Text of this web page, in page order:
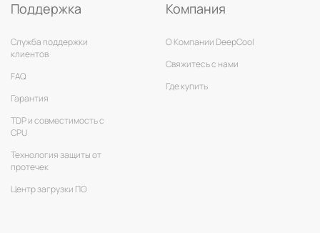
Поддержка
Служба поддержки
клиентов
FAQ
Гарантия
TDP и совместимость с
CPU
Технология защиты от
протечек
Центр загрузки ПО
Компания
О Компании DeepCool
Свяжитесь с нами
Где купить